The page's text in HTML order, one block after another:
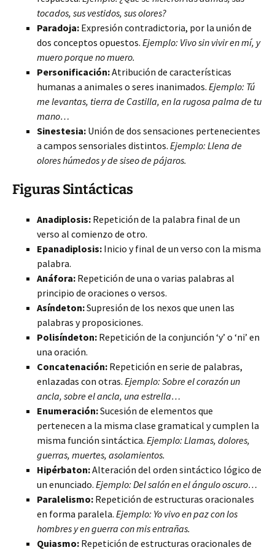
tocados, sus vestidos, sus olores?
Paradoja: Expresión contradictoria, por la unión de
dos conceptos opuestos. Ejemplo: Vivo sin vivir en mí, y
muero porque no muero.
Personificación:Atribución de características
humanas a animales o seres inanimados. Ejemplo: Tú
me levantas, tierra de Castilla, en la rugosa palma de tu
mano…
Sinestesia: Unión de dos sensaciones pertenecientes
a campos sensoriales distintos. Ejemplo: Llena de
olores húmedos y de siseo de pájaros.
Figuras Sintácticas
Anadiplosis: Repetición de la palabra final de un
verso al comienzo de otro.
Epanadiplosis: Inicio y final de un verso con la misma
palabra.
Anáfora: Repetición de una o varias palabras al
principio de oraciones o versos.
Asíndeton:Supresión de los nexos que unen las
palabras y proposiciones.
Polisíndeton: Repetición de la conjunción ‘y’ o ‘ni’ en
una oración.
Concatenación: Repetición en serie de palabras,
enlazadas con otras. Ejemplo: Sobre el corazón un
ancla, sobre el ancla, una estrella…
Enumeración:Sucesión de elementos que
pertenecen a la misma clase gramatical y cumplen la
misma función sintáctica. Ejemplo: Llamas, dolores,
guerras, muertes, asolamientos.
Hipérbaton:Alteración del orden sintáctico lógico de
un enunciado. Ejemplo: Del salón en el ángulo oscuro…
Paralelismo: Repetición de estructuras oracionales
en forma paralela. Ejemplo: Yo vivo en paz con los
hombres y en guerra con mis entrañas.
Quiasmo: Repetición de estructuras oracionales de